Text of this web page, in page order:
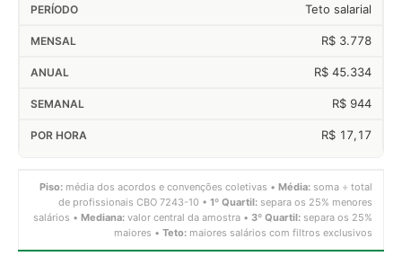
Teto salarial
R$ 3.778
R$ 45.334
R$ 944
R$ 17,17
Piso: média dos acordos e convenções coletivas • Média: soma ÷ total
de profissionais CBO 7243-10 • 1º Quartil: separa os 25% menores
salários • Mediana: valor central da amostra • 3º Quartil: separa os 25%
maiores • Teto: maiores salários com filtros exclusivos